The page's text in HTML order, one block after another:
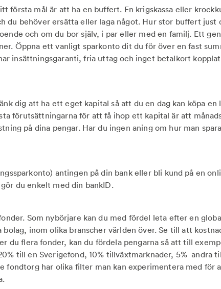
första mål är att ha en buffert. En krigskassa eller
du behöver ersätta eller laga något. Hur stor buffert just
och om du bor själv, i par eller med en familj. Ett
Öppna ett vanligt sparkonto dit du för över en fast
insättningsgaranti, fria uttag och inget betalkort
dig att ha ett eget kapital så att du en dag kan köpa en
förutsättningarna för att få ihop ett kapital är att
på dina pengar. Har du ingen aning om hur man
antingen på din bank eller bli kund på en
du enkelt med din bankID.
Som nybörjare kan du med fördel leta efter en
bolag, inom olika branscher världen över. Se till att
du flera fonder, kan du fördela pengarna så att till
till en Sverigefond, 10% tillväxtmarknader, 5% andra
fondtorg har olika filter man kan experimentera med för